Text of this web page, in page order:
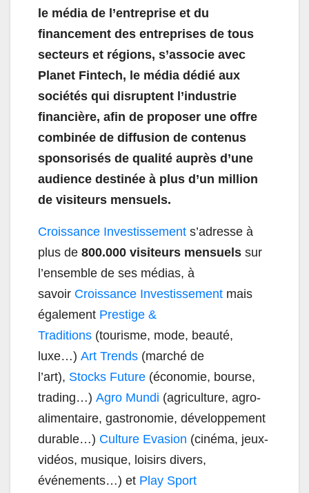
le média de l’entreprise et du
financement des entreprises de tous
secteurs et régions, s’associe avec
Planet Fintech, le média dédié aux
sociétés qui disruptent l’industrie
financière, afin de proposer une offre
combinée de diffusion de contenus
sponsorisés de qualité auprès d’une
audience destinée à plus d’un million
de visiteurs mensuels.
Croissance Investissement s’adresse à
plus de 800.000 visiteurs mensuels sur
l’ensemble de ses médias, à
savoir Croissance Investissement mais
également Prestige &
Traditions (tourisme, mode, beauté,
luxe…) Art Trends (marché de
l’art), Stocks Future (économie, bourse,
trading…) Agro Mundi (agriculture, agro-
alimentaire, gastronomie, développement
durable…) Culture Evasion (cinéma, jeux-
vidéos, musique, loisirs divers,
événements…) et Play Sport